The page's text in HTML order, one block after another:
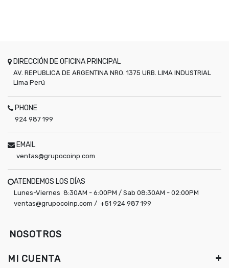
DIRECCIÓN DE OFICINA PRINCIPAL
AV. REPUBLICA DE ARGENTINA NRO. 1375 URB. LIMA INDUSTRIAL
Lima Perú
PHONE
924 987 199
EMAIL
ventas@grupocoinp.com
ATENDEMOS LOS DÍAS
Lunes-Viernes 8:30AM - 6:00PM / Sab 08:30AM - 02:00PM
ventas@grupocoinp.com / +51 924 987 199
NOSOTROS
MI CUENTA